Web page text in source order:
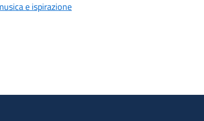
e ispirazione